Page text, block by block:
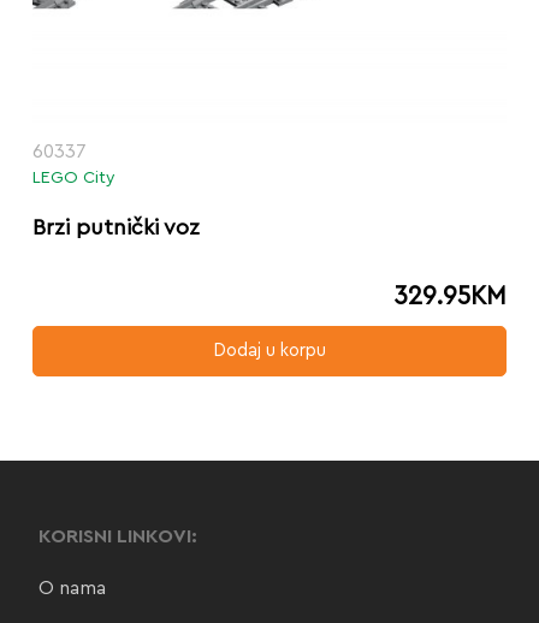
60337
LEGO City
Brzi putnički voz
329.95KM
Dodaj u korpu
KORISNI LINKOVI:
O nama